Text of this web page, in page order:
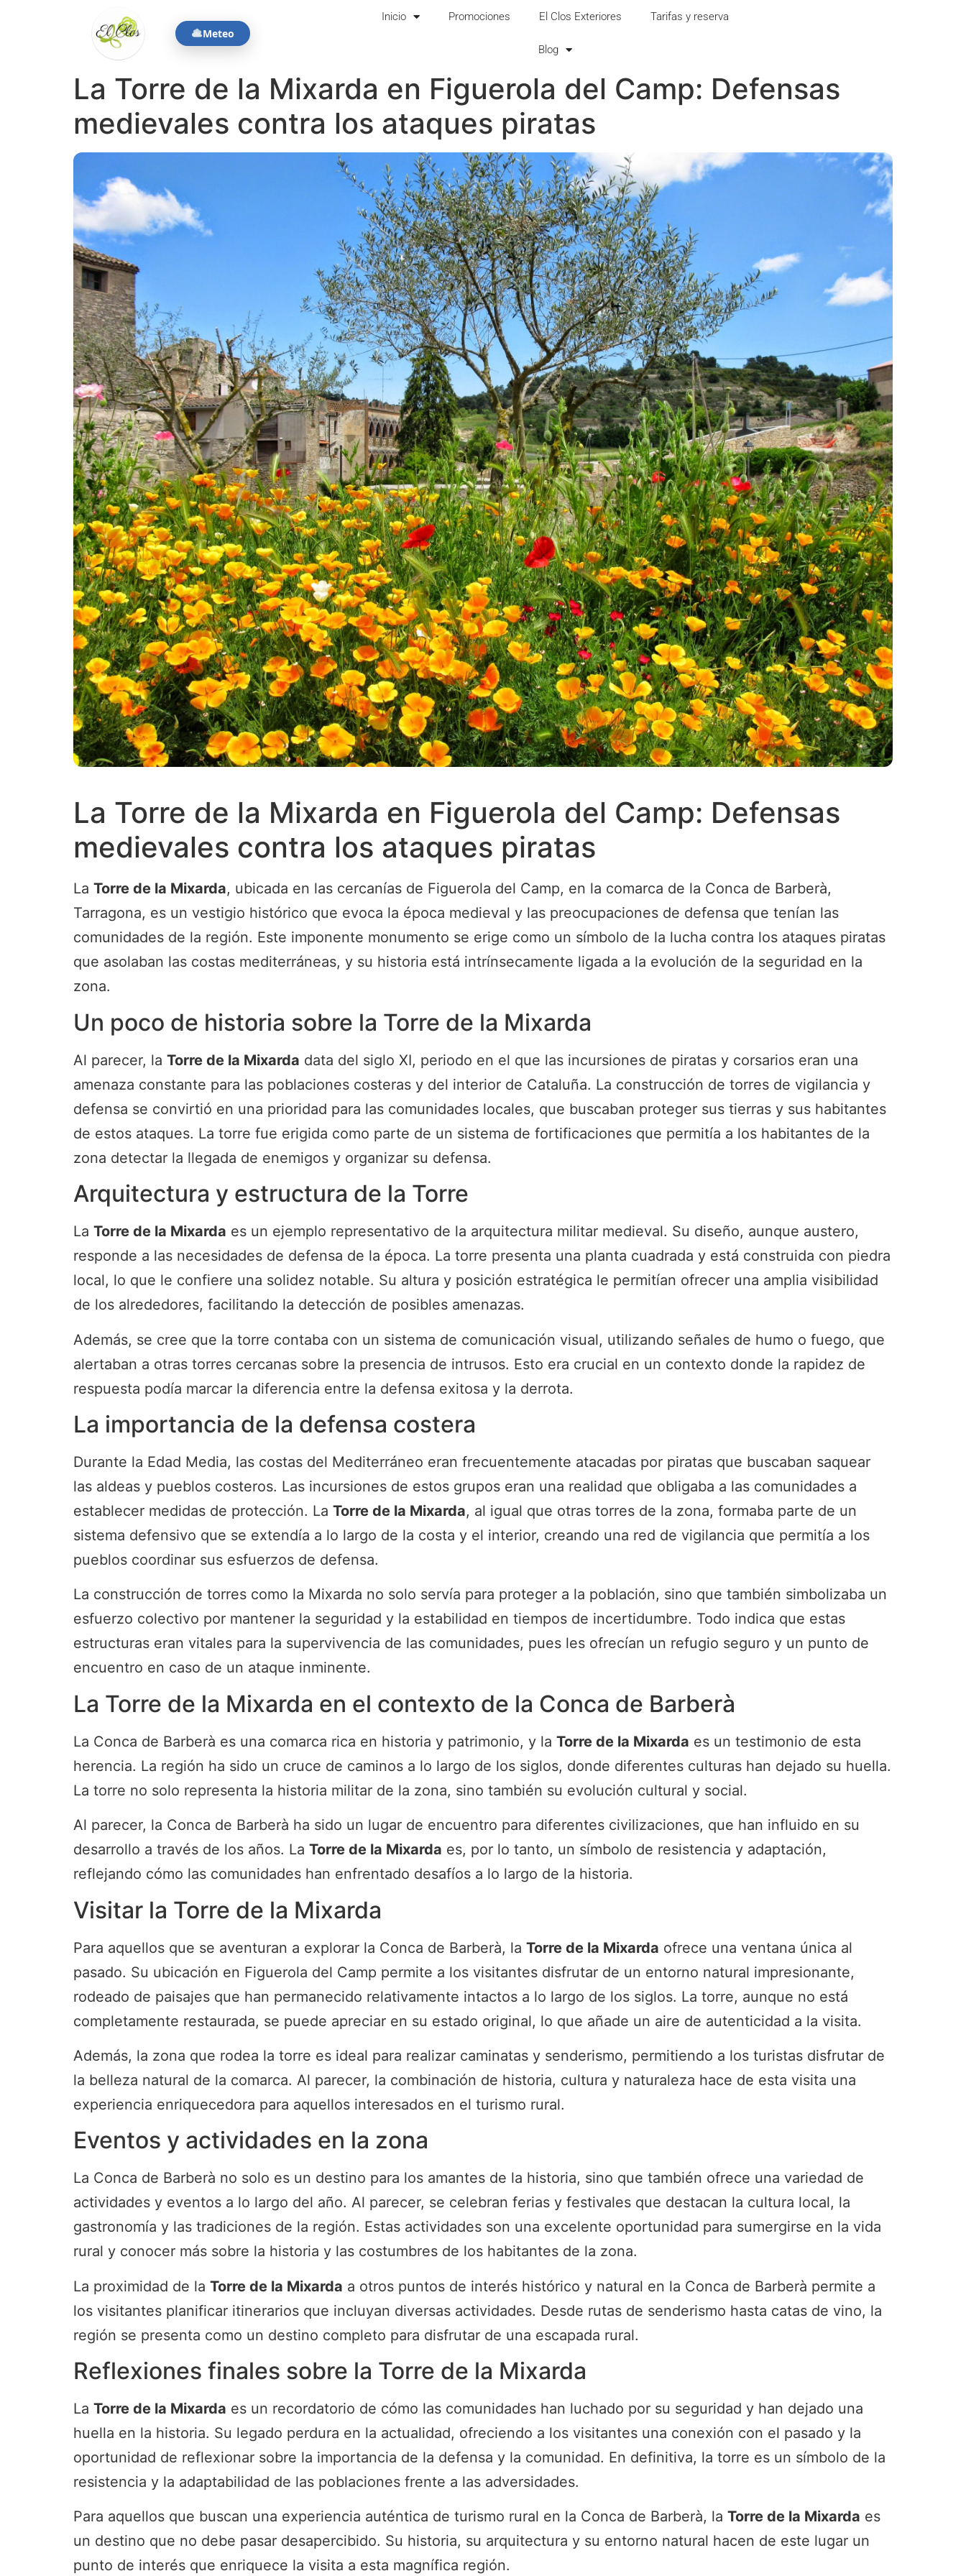
Meteo
Inicio Promociones El Clos Exteriores Tarifas y reserva
Blog
La Torre de la Mixarda en Figuerola del Camp: Defensas
medievales contra los ataques piratas
La Torre de la Mixarda en Figuerola del Camp: Defensas
medievales contra los ataques piratas
La Torre de la Mixarda, ubicada en las cercanías de Figuerola del Camp, en la comarca de la Conca de Barberà,
Tarragona, es un vestigio histórico que evoca la época medieval y las preocupaciones de defensa que tenían las
comunidades de la región. Este imponente monumento se erige como un símbolo de la lucha contra los ataques piratas
que asolaban las costas mediterráneas, y su historia está intrínsecamente ligada a la evolución de la seguridad en la
zona.
Un poco de historia sobre la Torre de la Mixarda
Al parecer, la Torre de la Mixarda data del siglo XI, periodo en el que las incursiones de piratas y corsarios eran una
amenaza constante para las poblaciones costeras y del interior de Cataluña. La construcción de torres de vigilancia y
defensa se convirtió en una prioridad para las comunidades locales, que buscaban proteger sus tierras y sus habitantes
de estos ataques. La torre fue erigida como parte de un sistema de fortificaciones que permitía a los habitantes de la
zona detectar la llegada de enemigos y organizar su defensa.
Arquitectura y estructura de la Torre
La Torre de la Mixarda es un ejemplo representativo de la arquitectura militar medieval. Su diseño, aunque austero,
responde a las necesidades de defensa de la época. La torre presenta una planta cuadrada y está construida con piedra
local, lo que le confiere una solidez notable. Su altura y posición estratégica le permitían ofrecer una amplia visibilidad
de los alrededores, facilitando la detección de posibles amenazas.
Además, se cree que la torre contaba con un sistema de comunicación visual, utilizando señales de humo o fuego, que
alertaban a otras torres cercanas sobre la presencia de intrusos. Esto era crucial en un contexto donde la rapidez de
respuesta podía marcar la diferencia entre la defensa exitosa y la derrota.
La importancia de la defensa costera
Durante la Edad Media, las costas del Mediterráneo eran frecuentemente atacadas por piratas que buscaban saquear
las aldeas y pueblos costeros. Las incursiones de estos grupos eran una realidad que obligaba a las comunidades a
establecer medidas de protección. La Torre de la Mixarda, al igual que otras torres de la zona, formaba parte de un
sistema defensivo que se extendía a lo largo de la costa y el interior, creando una red de vigilancia que permitía a los
pueblos coordinar sus esfuerzos de defensa.
La construcción de torres como la Mixarda no solo servía para proteger a la población, sino que también simbolizaba un
esfuerzo colectivo por mantener la seguridad y la estabilidad en tiempos de incertidumbre. Todo indica que estas
estructuras eran vitales para la supervivencia de las comunidades, pues les ofrecían un refugio seguro y un punto de
encuentro en caso de un ataque inminente.
La Torre de la Mixarda en el contexto de la Conca de Barberà
La Conca de Barberà es una comarca rica en historia y patrimonio, y la Torre de la Mixarda es un testimonio de esta
herencia. La región ha sido un cruce de caminos a lo largo de los siglos, donde diferentes culturas han dejado su huella.
La torre no solo representa la historia militar de la zona, sino también su evolución cultural y social.
Al parecer, la Conca de Barberà ha sido un lugar de encuentro para diferentes civilizaciones, que han influido en su
desarrollo a través de los años. La Torre de la Mixarda es, por lo tanto, un símbolo de resistencia y adaptación,
reflejando cómo las comunidades han enfrentado desafíos a lo largo de la historia.
Visitar la Torre de la Mixarda
Para aquellos que se aventuran a explorar la Conca de Barberà, la Torre de la Mixarda ofrece una ventana única al
pasado. Su ubicación en Figuerola del Camp permite a los visitantes disfrutar de un entorno natural impresionante,
rodeado de paisajes que han permanecido relativamente intactos a lo largo de los siglos. La torre, aunque no está
completamente restaurada, se puede apreciar en su estado original, lo que añade un aire de autenticidad a la visita.
Además, la zona que rodea la torre es ideal para realizar caminatas y senderismo, permitiendo a los turistas disfrutar de
la belleza natural de la comarca. Al parecer, la combinación de historia, cultura y naturaleza hace de esta visita una
experiencia enriquecedora para aquellos interesados en el turismo rural.
Eventos y actividades en la zona
La Conca de Barberà no solo es un destino para los amantes de la historia, sino que también ofrece una variedad de
actividades y eventos a lo largo del año. Al parecer, se celebran ferias y festivales que destacan la cultura local, la
gastronomía y las tradiciones de la región. Estas actividades son una excelente oportunidad para sumergirse en la vida
rural y conocer más sobre la historia y las costumbres de los habitantes de la zona.
La proximidad de la Torre de la Mixarda a otros puntos de interés histórico y natural en la Conca de Barberà permite a
los visitantes planificar itinerarios que incluyan diversas actividades. Desde rutas de senderismo hasta catas de vino, la
región se presenta como un destino completo para disfrutar de una escapada rural.
Reflexiones finales sobre la Torre de la Mixarda
La Torre de la Mixarda es un recordatorio de cómo las comunidades han luchado por su seguridad y han dejado una
huella en la historia. Su legado perdura en la actualidad, ofreciendo a los visitantes una conexión con el pasado y la
oportunidad de reflexionar sobre la importancia de la defensa y la comunidad. En definitiva, la torre es un símbolo de la
resistencia y la adaptabilidad de las poblaciones frente a las adversidades.
Para aquellos que buscan una experiencia auténtica de turismo rural en la Conca de Barberà, la Torre de la Mixarda es
un destino que no debe pasar desapercibido. Su historia, su arquitectura y su entorno natural hacen de este lugar un
punto de interés que enriquece la visita a esta magnífica región.